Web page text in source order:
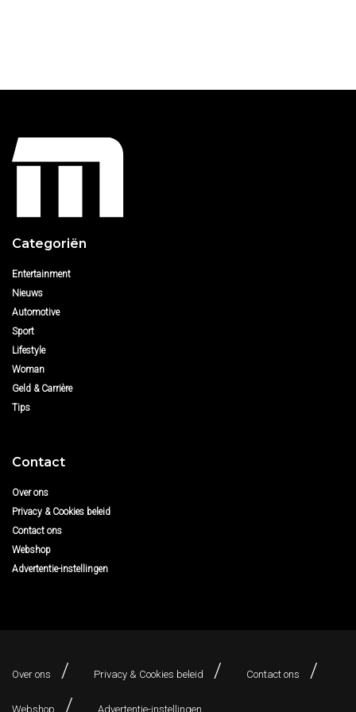
Categoriën
Entertainment
Nieuws
Automotive
Sport
Lifestyle
Woman
Geld & Carrière
Tips
Contact
Over ons
Privacy & Cookies beleid
Contact ons
Webshop
Advertentie-instellingen
Over ons Privacy & Cookies beleid Contact ons
Webshop Advertentie-instellingen